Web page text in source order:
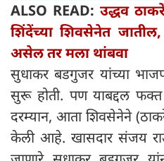
ALSO READ: उद्धव
शिंदेंच्या शिवसेनेत
असेल तर मला थांबवा
सुधाकर बडगुजर यांच्या
सुरू होती. पण याबद्दल
दरम्यान, आता शिवसेनेने
केली आहे. खासदार संजय